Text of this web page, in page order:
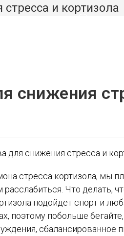
и кортизола
снижения
стресса кортизола, мы
Что делать,
подойдет спорт и
поэтому побольше
сбалансированное